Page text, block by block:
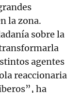
la zona.
sobre la
agentes
reaccionaria
ha